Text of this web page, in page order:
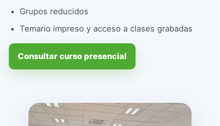
Grupos reducidos
Temario impreso y acceso a clases grabadas
Consultar curso presencial